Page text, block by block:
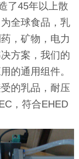
了45年以上散
全球食品，乳
，矿物，电力
方案，我们的
的通用组件。
的乳品，耐压
，符合EHED